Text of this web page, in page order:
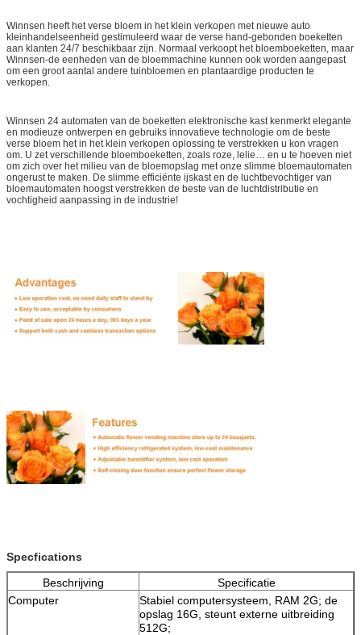
Laat een bericht achter
We bellen je snel terug!
Winnsen heeft het verse bloem in het klein verkopen met nieuwe auto
kleinhandelseenheid gestimuleerd waar de verse hand-gebonden boeketten
aan klanten 24/7 beschikbaar zijn. Normaal verkoopt het bloemboeketten, maar
Winnsen-de eenheden van de bloemmachine kunnen ook worden aangepast
om een groot aantal andere tuinbloemen en plantaardige producten te
verkopen.
Winnsen 24 automaten van de boeketten elektronische kast kenmerkt elegante
en modieuze ontwerpen en gebruiks innovatieve technologie om de beste
verse bloem het in het klein verkopen oplossing te verstrekken u kon vragen
om. U zet verschillende bloemboeketten, zoals roze, lelie… en u te hoeven niet
om zich over het milieu van de bloemopslag met onze slimme bloemautomaten
ongerust te maken. De slimme efficiënte ijskast en de luchtbevochtiger van
bloemautomaten hoogst verstrekken de beste van de luchtdistributie en
vochtigheid aanpassing in de industrie!
Specfications
Beschrijving
Specificatie
Computer
Stabiel computersysteem, RAM 2G; de
opslag 16G, steunt externe uitbreiding
512G;